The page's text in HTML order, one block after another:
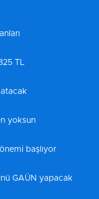
TL
yoksun
başlıyor
GAÜN yapacak